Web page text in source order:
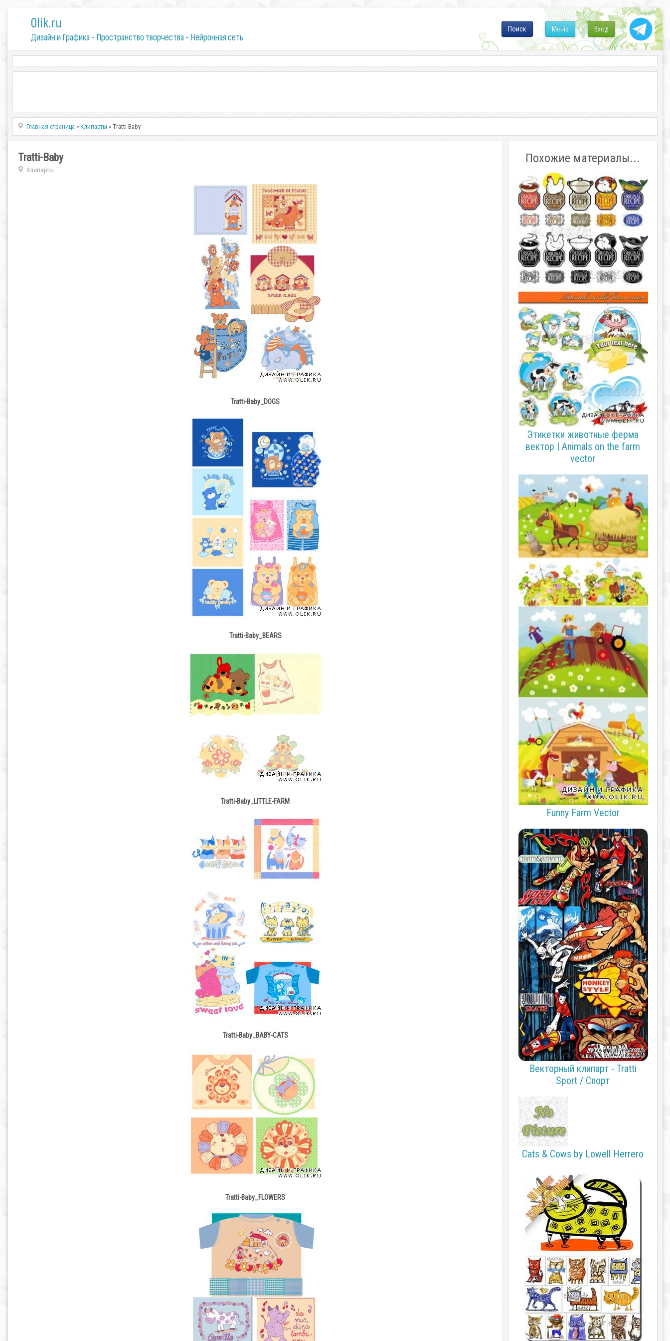
0lik.ru
Дизайн и Графика - Пространство творчества - Нейронная сеть
Вход
Меню
Поиск
Главная страница »Клипарты » Tratti-Baby
Tratti-Baby
Клипарты
Tratti-Baby_DOGS
Tratti-Baby_BEARS
Tratti-Baby_LITTLE-FARM
Tratti-Baby_BABY-CATS
Tratti-Baby_FLOWERS
Похожие материалы...
Этикетки животные ферма
вектор | Animals on the farm
vector
Funny Farm Vector
Векторный клипарт - Tratti
Sport / Спорт
Cats & Cows by Lowell Herrero